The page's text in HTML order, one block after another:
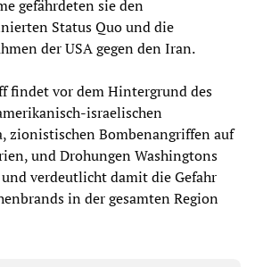
gefährdeten sie den
Status Quo und die
der USA gegen den Iran.
findet vor dem Hintergrund des
israelischen
zionistischen Bombenangriffen auf
und Drohungen Washingtons
verdeutlicht damit die Gefahr
in der gesamten Region